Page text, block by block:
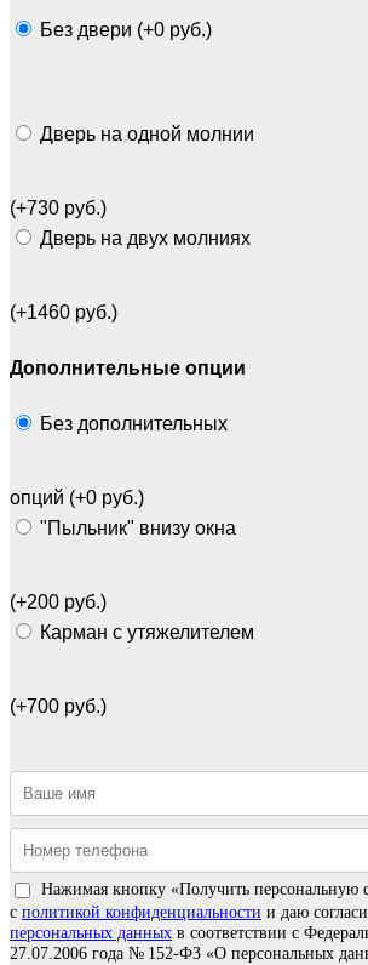
Без двери (+0 руб.)
Дверь на одной молнии
(+730 руб.)
Дверь на двух молниях
(+1460 руб.)
Дополнительные опции
Без дополнительных
опций (+0 руб.)
"Пыльник" внизу окна
(+200 руб.)
Карман с утяжелителем
(+700 руб.)
Нажимая кнопку «Получить персональную
с политикой конфиденциальности и даю
персональных данных в соответствии с
27.07.2006 года № 152‑ФЗ «О персональных